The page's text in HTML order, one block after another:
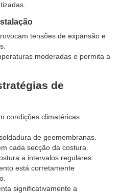
tensões de expansão e
moderadas e permita a
de
condições climatéricas
de geomembranas.
cada secção da costura.
a intervalos regulares.
está corretamente
significativamente a